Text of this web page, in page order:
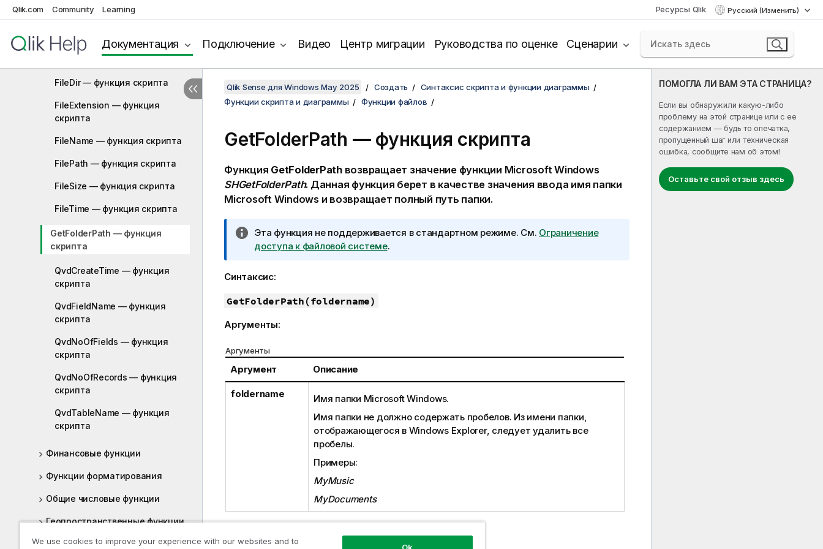
Qlik.com Community Learning Ресурсы Qlik Русский (Изменить)
Документация Подключение Видео Центр миграции Руководства по оценке Сценарии
ConnectString — функция
FileBaseName — функция
FileDir — функция скрипта
FileExtension — функция
скрипта
FileName — функция скрипта
FilePath — функция скрипта
FileSize — функция скрипта
FileTime — функция скрипта
GetFolderPath — функция
скрипта
QvdCreateTime — функция
скрипта
QvdFieldName — функция
скрипта
QvdNoOfFields — функция
скрипта
QvdNoOfRecords — функция
скрипта
QvdTableName — функция
скрипта
Финансовые функции
Функции форматирования
Общие числовые функции
Геопространственные функции
Функции интерпретации
ПОМОГЛА ЛИ ВАМ ЭТА СТРАНИЦА?
Если вы обнаружили какую-либо
проблему на этой странице или с ее
содержанием — будь то опечатка,
пропущенный шаг или техническая
ошибка, сообщите нам об этом!
Оставьте свой отзыв здесь
Qlik Sense для Windows May 2025 Создать
Синтаксис скрипта и функции диаграммы
Функции скрипта и диаграммы
Функции файлов
GetFolderPath — функция скрипта
Функция GetFolderPathвозвращает значение функции Microsoft Windows
SHGetFolderPath. Данная функция берет в качестве значения ввода имя папки
Microsoft Windows и возвращает полный путь папки.
П
р
м
ч
н
е
к
и
н
Эта функция не поддерживается в стандартном режиме. См. Ограничение
доступа к файловой системе.
Синтаксис:
GetFolderPath(foldername)
Аргументы:
Аргументы
Аргумент Описание
foldername Имя папки Microsoft Windows.
Имя папки не должно содержать пробелов. Из имени папки,
отображающегося в Windows Explorer, следует удалить все
пробелы.
Примеры:
MyMusic
MyDocuments
Примеры и результаты:
We use cookies to improve your experience with our websites and to